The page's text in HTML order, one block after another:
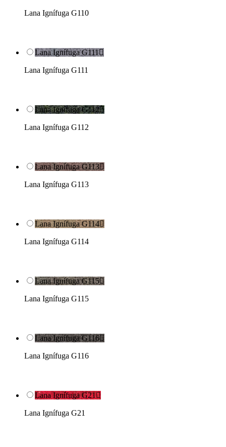
Lana Ignífuga G110
Lana Ignífuga G111
Lana Ignífuga G111
Lana Ignífuga G112
Lana Ignífuga G112
Lana Ignífuga G113
Lana Ignífuga G113
Lana Ignífuga G114
Lana Ignífuga G114
Lana Ignífuga G115
Lana Ignífuga G115
Lana Ignífuga G116
Lana Ignífuga G116
Lana Ignífuga G21
Lana Ignífuga G21